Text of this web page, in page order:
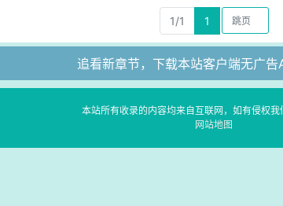
1/1 1
追看新章节，下载本站客户端无广告
本站所有收录的内容均来自互联网，如有侵权我
网站地图